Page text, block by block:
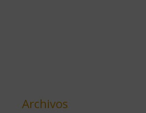
Archivos